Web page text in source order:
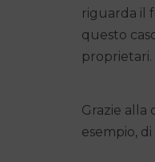
riguarda il
questo
proprietari.
Grazie alla
esempio,